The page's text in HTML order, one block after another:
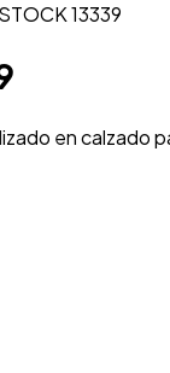
13339
en calzado